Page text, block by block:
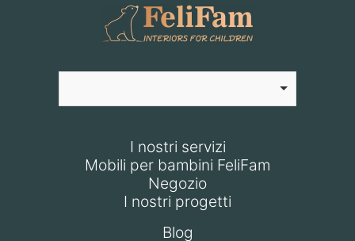
I nostri servizi
Mobili per bambini FeliFam
Negozio
I nostri progetti
Blog